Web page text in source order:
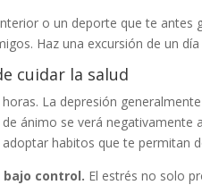
o un deporte que te
Haz una excursión de un
cuidar la salud
La depresión
ánimo se verá
habitos que te permitan
control. El estrés no solo